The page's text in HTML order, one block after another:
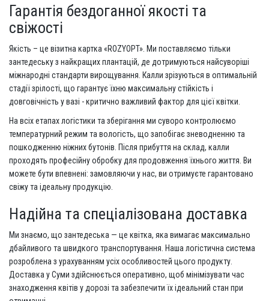
Гарантія бездоганної якості та
свіжості
Якість – це візитна картка «ROZYOPT». Ми поставляємо тільки
зантедеську з найкращих плантацій, де дотримуються найсуворіші
міжнародні стандарти вирощування. Калли зрізуються в оптимальній
стадії зрілості, що гарантує їхню максимальну стійкість і
довговічність у вазі - критично важливий фактор для цієї квітки.
На всіх етапах логістики та зберігання ми суворо контролюємо
температурний режим та вологість, що запобігає зневодненню та
пошкодженню ніжних бутонів. Після прибуття на склад, калли
проходять професійну обробку для продовження їхнього життя. Ви
можете бути впевнені: замовляючи у нас, ви отримуєте гарантовано
свіжу та ідеальну продукцію.
Надійна та спеціалізована доставка
Ми знаємо, що зантедеська — це квітка, яка вимагає максимально
дбайливого та швидкого транспортування. Наша логістична система
розроблена з урахуванням усіх особливостей цього продукту.
Доставка у Суми здійснюється оперативно, щоб мінімізувати час
знаходження квітів у дорозі та забезпечити їх ідеальний стан при